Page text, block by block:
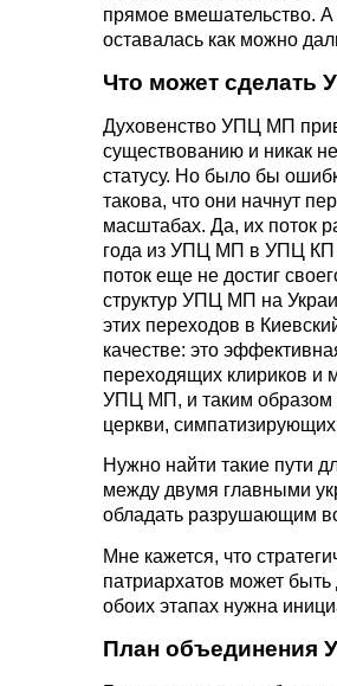
прямое вмешательство.
оставалась как можно
Что может сделать
Духовенство УПЦ МП
существованию и никак
статусу. Но было бы
такова, что они начнут
масштабах. Да, их поток
года из УПЦ МП в УПЦ КП
поток еще не достиг
структур УПЦ МП на
этих переходов в
качестве: это
переходящих клириков и
УПЦ МП, и таким образом
церкви,
Нужно найти такие пути
между двумя главными
обладать разрушающим
Мне кажется, что
патриархатов может быть
обоих этапах нужна
План объединения